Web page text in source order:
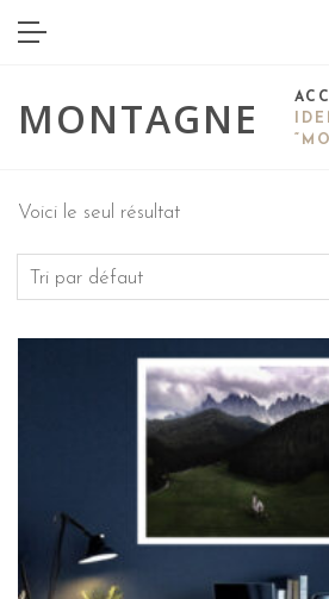
MONTAGNE
Voici le seul résultat